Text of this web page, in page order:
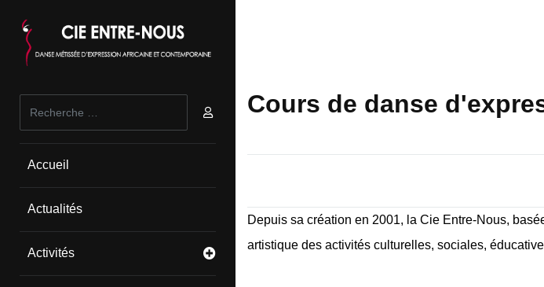
Cours de danse
Depuis sa création en 2001, la Cie Entre-Nous,
artistique des activités culturelles, sociales,
Type 2 or more characters for results.
Accueil
Actualités
Activités